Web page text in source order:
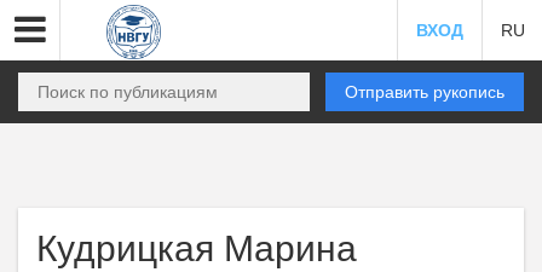
ВХОД RU
Отправить рукопись
Кудрицкая Марина